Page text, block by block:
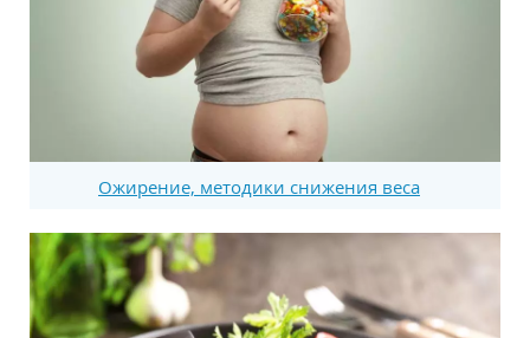
Ожирение, методики снижения веса